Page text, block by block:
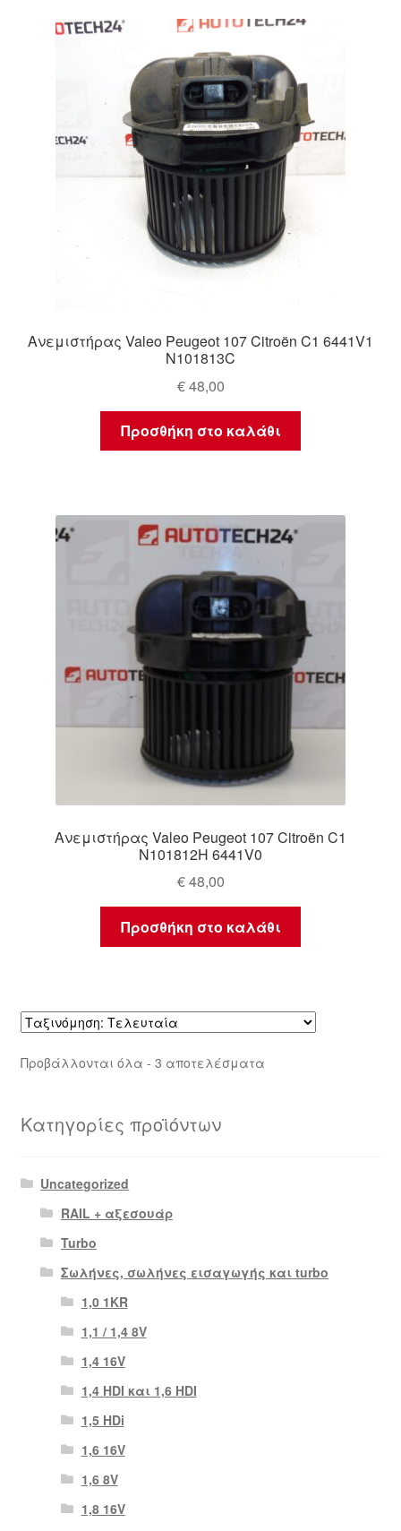
Ανεμιστήρας Valeo Peugeot 107 Citroën C1 6441V1
N101813C
€48,00
Προσθήκη στο καλάθι
Ανεμιστήρας Valeo Peugeot 107 Citroën C1
N101812H 6441V0
€48,00
Προσθήκη στο καλάθι
Προβάλλονται όλα - 3 αποτελέσματαSorted
Κατηγορίες προϊόντων
Uncategorized
RAIL + αξεσουάρ
Turbo
Σωλήνες, σωλήνες εισαγωγής και turbo
1,0 1KR
1,1 / 1,4 8V
1,4 16V
1,4 HDI και 1,6 HDI
1,5 HDi
1,6 16V
1,6 8V
1,8 16V